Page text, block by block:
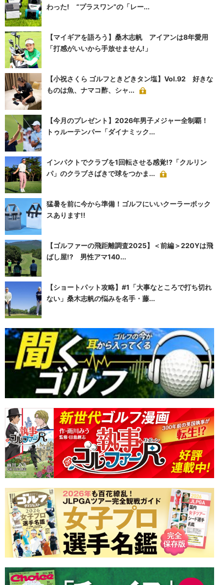
わった! “プラスワン”の「レー...
【マイギアを語ろう】桑木志帆 アイアンは8年愛用
「打感がいいから手放せません!」
【小祝さくら ゴルフときどきタン塩】Vol.92 好きな
ものは魚、ナマコ酢、シャ...
【今月のプレゼント】2026年男子メジャー全制覇！
トゥルーテンパー「ダイナミック...
インパクトでクラブを1回転させる感覚!?「クルリン
パ」のクラブさばきで球をつかま...
猛暑を前に今から準備！ゴルフにいいクーラーボック
スあります!!
【ゴルファーの飛距離調査2025】＜前編＞220Yは飛
ばし屋!? 男性アマ140...
【ショートパット攻略】#1「大事なところで打ち切れ
ない」桑木志帆の悩みを名手・藤...